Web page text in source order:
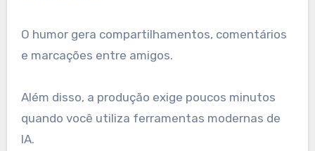
O humor gera compartilhamentos, comentários
e marcações entre amigos.
Além disso, a produção exige poucos minutos
quando você utiliza ferramentas modernas de
IA.